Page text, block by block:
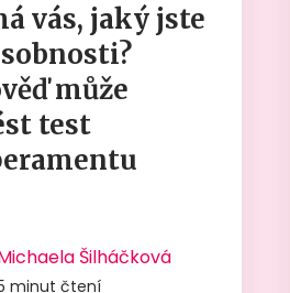
vás, jaký jste
může
test
Šilháčková
minut čtení